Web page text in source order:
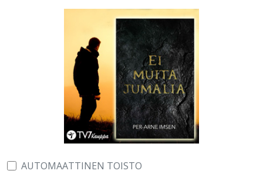
AUTOMAATTINEN TOISTO